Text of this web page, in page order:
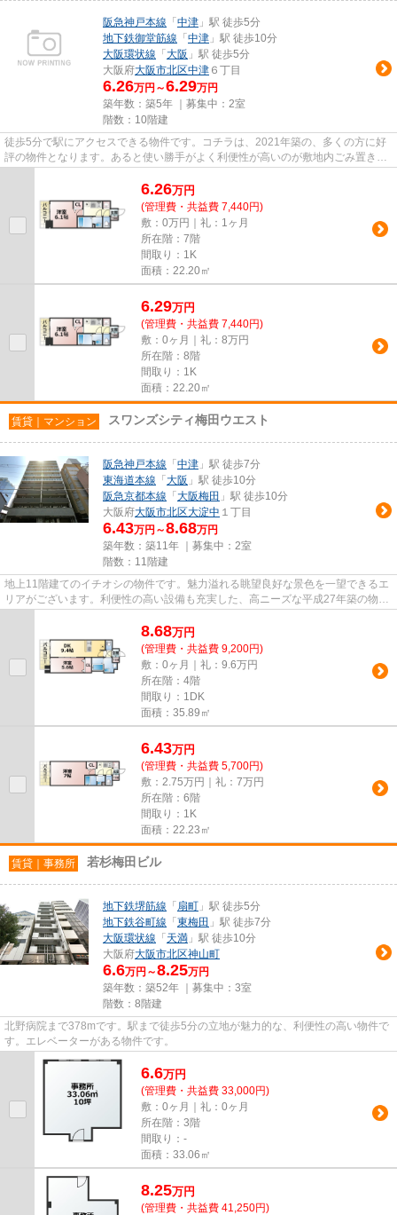
阪急神戸本線 「 中津 」駅 徒歩5分
地下鉄御堂筋線 「 中津 」駅 徒歩10分
大阪環状線 「 大阪 」駅 徒歩5分
大阪府大阪市北区中津 ６丁目
6.26万円～6.29万円
築年数：築5年 ｜募集中： 2室
階数：10階建
徒歩5分で駅にアクセスできる物件です。コチラは、2021年築の、多くの方に好
評の物件となります。あると使い勝手がよく利便性が高いのが敷地内ごみ置き場
6.26万円
(管理費・共益費 7,440円)
敷：0万円｜礼：1ヶ月
所在階：7階
間取り：1K
面積：22.20㎡
6.29万円
(管理費・共益費 7,440円)
敷：0ヶ月｜礼：8万円
所在階：8階
間取り：1K
面積：22.20㎡
賃貸｜マンション スワンズシティ梅田ウエスト
阪急神戸本線 「 中津 」駅 徒歩7分
東海道本線 「 大阪 」駅 徒歩10分
阪急京都本線 「 大阪梅田 」駅 徒歩10分
大阪府大阪市北区大淀中 １丁目
6.43万円～8.68万円
築年数：築11年 ｜募集中： 2室
階数：11階建
地上11階建てのイチオシの物件です。魅力溢れる眺望良好な景色を一望できるエ
リアがございます。利便性の高い設備も充実した、高ニーズな平成27年築の物件
8.68万円
(管理費・共益費 9,200円)
敷：0ヶ月｜礼：9.6万円
所在階：4階
間取り：1DK
面積：35.89㎡
6.43万円
(管理費・共益費 5,700円)
敷：2.75万円｜礼：7万円
所在階：6階
間取り：1K
面積：22.23㎡
賃貸｜事務所 若杉梅田ビル
地下鉄堺筋線 「 扇町 」駅 徒歩5分
地下鉄谷町線 「 東梅田 」駅 徒歩7分
大阪環状線 「 天満 」駅 徒歩10分
大阪府大阪市北区神山町
6.6万円～8.25万円
築年数：築52年 ｜募集中： 3室
階数：8階建
北野病院まで378mです。駅まで徒歩5分の立地が魅力的な、利便性の高い物件で
す。エレベーターがある物件です。
6.6万円
(管理費・共益費 33,000円)
敷：0ヶ月｜礼：0ヶ月
所在階：3階
間取り：-
面積：33.06㎡
8.25万円
(管理費・共益費 41,250円)